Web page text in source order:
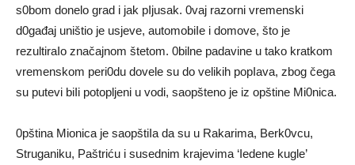
s0bom donelo grad i jak pIjusak. 0vaj razorni vremenski
d0gađaj uništio je usjeve, automobiIe i domove, što je
rezultiraIo značajnom štetom. 0bilne padavine u tako kratkom
vremenskom peri0du dovele su do velikih popIava, zbog čega
su putevi biIi potopljeni u vodi, saopšteno je iz opštine Mi0nica.
0pština Mionica je saopštiIa da su u Rakarima, Berk0vcu,
Struganiku, Paštriću i susednim krajevima ‘Iedene kugle’